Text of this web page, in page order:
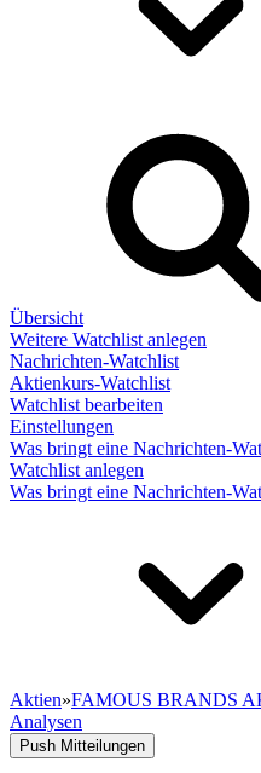
Übersicht
Weitere Watchlist anlegen
Nachrichten-Watchlist
Aktienkurs-Watchlist
Watchlist bearbeiten
Einstellungen
Was bringt eine Nachrichten-
Watchlist anlegen
Was bringt eine Nachrichten-
Aktien»FAMOUS BRANDS
Analysen
Push Mitteilungen